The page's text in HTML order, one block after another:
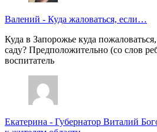
Валений - Куда жаловаться, если…
Куда в Запорожье куда
саду? Предположительно (со слов
воспитатель
Екатерина - Губернатор Виталий